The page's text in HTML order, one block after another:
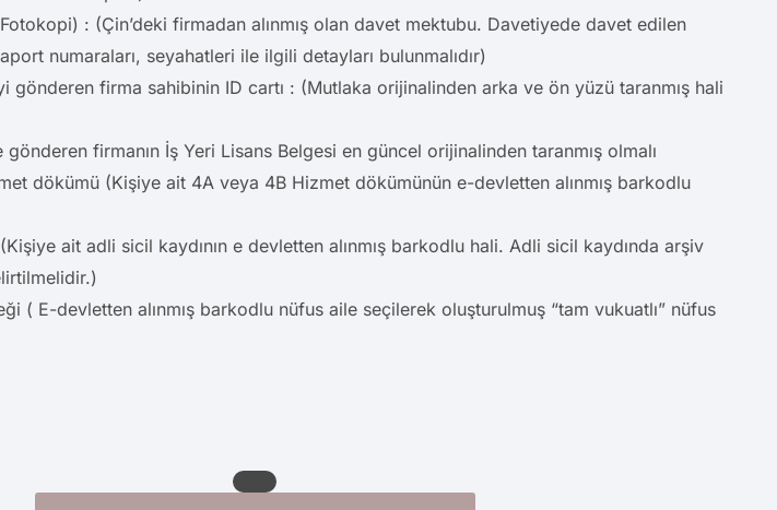
: (Çin’deki firmadan alınmış olan davet mektubu. Davetiyede davet edilen
numaraları, seyahatleri ile ilgili detayları bulunmalıdır)
gönderen firma sahibinin ID cartı : (Mutlaka orijinalinden arka ve ön yüzü taranmış hali
firmanın İş Yeri Lisans Belgesi en güncel orijinalinden taranmış olmalı
dökümü (Kişiye ait 4A veya 4B Hizmet dökümünün e-devletten alınmış barkodlu
ait adli sicil kaydının e devletten alınmış barkodlu hali. Adli sicil kaydında arşiv
( E-devletten alınmış barkodlu nüfus aile seçilerek oluşturulmuş “tam vukuatlı” nüfus